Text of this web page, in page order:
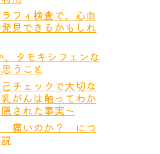
フィ検査で、心血
見できるかもしれ
タモキシフェンな
うこと
チェックで大切な
がんは触ってわか
された事実～
痛いのか？ につ